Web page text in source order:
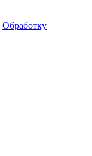
Обработку